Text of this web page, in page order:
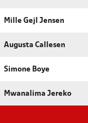
Mille Gejl Jensen
Augusta Callesen
Simone Boye
Mwanalima Jereko